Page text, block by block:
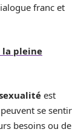
franc et
la pleine
est
se sentir
besoins ou de